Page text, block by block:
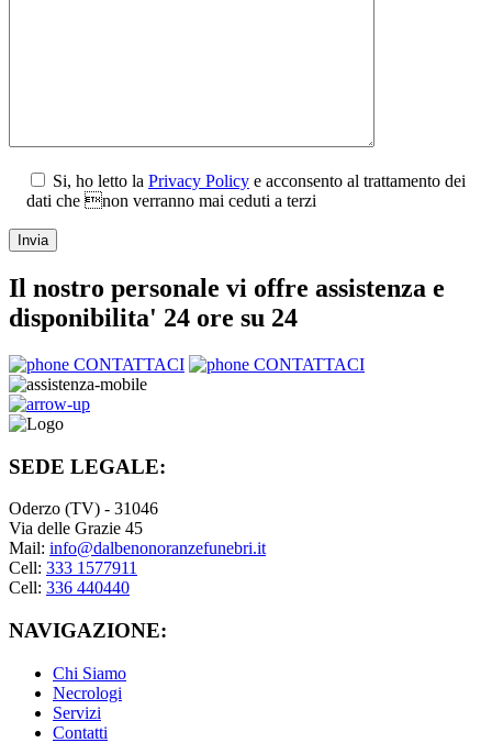
Si, ho letto la Privacy Policy e acconsento al trattamento dei
dati che non verranno mai ceduti a terzi
Il nostro personale vi offre assistenza e
disponibilita' 24 ore su 24
CONTATTACI CONTATTACI
SEDE LEGALE:
Oderzo (TV) - 31046
Via delle Grazie 45
Mail: info@dalbenonoranzefunebri.it
Cell: 333 1577911
Cell: 336 440440
NAVIGAZIONE:
Chi Siamo
Necrologi
Servizi
Contatti